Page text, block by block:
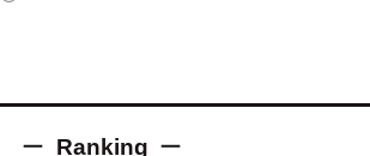
Ranking